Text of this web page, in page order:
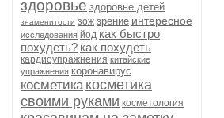
здоровье здоровье детей
знаменитости зож зрение интересное
исследования йод как быстро
похудеть? как похудеть
кардиоупражнения китайские
упражнения коронавирус
косметика косметика
своими руками косметология